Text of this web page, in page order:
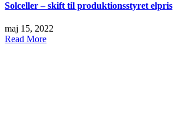
Solceller – skift til produktionsstyret elpris
maj 15, 2022
Read More